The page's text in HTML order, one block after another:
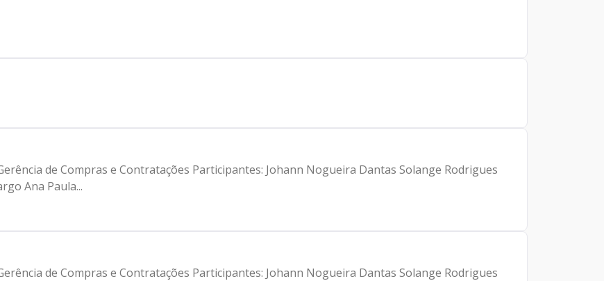
de Compras e Contratações Participantes: Johann Nogueira Dantas Solange Rodrigues
Ana Paula...
de Compras e Contratações Participantes: Johann Nogueira Dantas Solange Rodrigues